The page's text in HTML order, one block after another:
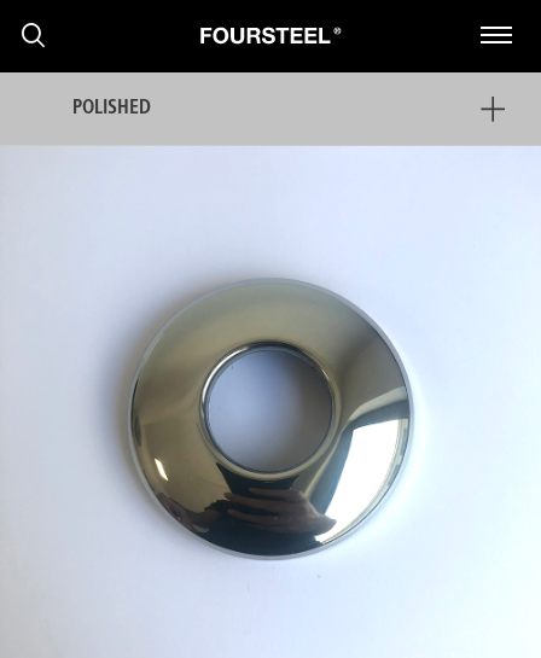
POLISHED
PRODUTOS
PROJECTOS
PRESS
NOTÍCIAS